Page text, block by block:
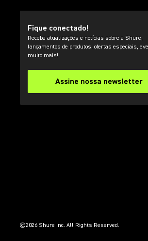
Fique conectado!
Receba atualizações e notícias sobre a Shure,
lançamentos de produtos, ofertas especiais,
muito mais!
Assine nossa newsletter
©2026 Shure Inc. All Rights Reserved.